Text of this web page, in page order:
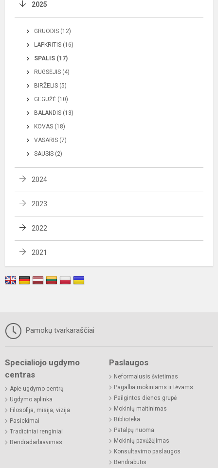
2025
GRUODIS (12)
LAPKRITIS (16)
SPALIS (17)
RUGSĖJIS (4)
BIRŽELIS (5)
GEGUŽĖ (10)
BALANDIS (13)
KOVAS (18)
VASARIS (7)
SAUSIS (2)
2024
2023
2022
2021
Pamokų tvarkaraščiai
Specialiojo ugdymo
centras
Apie ugdymo centrą
Ugdymo aplinka
Filosofija, misija, vizija
Pasiekimai
Tradiciniai renginiai
Bendradarbiavimas
Paslaugos
Neformalusis švietimas
Pagalba mokiniams ir tėvams
Pailgintos dienos grupė
Mokinių maitinimas
Biblioteka
Patalpų nuoma
Mokinių pavėžėjimas
Konsultavimo paslaugos
Bendrabutis